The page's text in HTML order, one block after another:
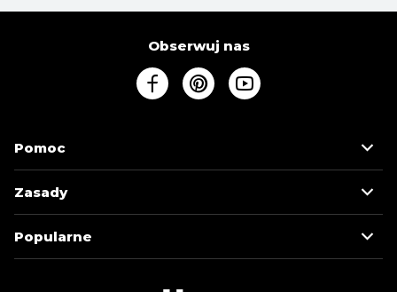
Obserwuj nas
Pomoc
Zasady
Popularne